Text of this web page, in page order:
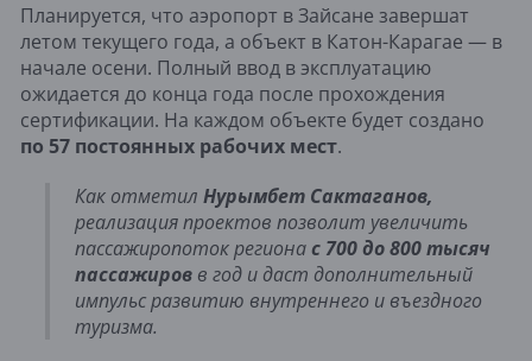
Планируется, что аэропорт в Зайсане завершат
летом текущего года, а объект в Катон-Карагае — в
начале осени. Полный ввод в эксплуатацию
ожидается до конца года после прохождения
сертификации. На каждом объекте будет создано
по 57 постоянных рабочих мест.
Как отметил Нурымбет Сактаганов,
реализация проектов позволит увеличить
пассажиропоток регионас 700 до 800 тысяч
пассажиров в год и даст дополнительный
импульс развитию внутреннего и въездного
туризма.